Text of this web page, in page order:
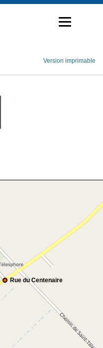
Version imprimable
Rue du Centenaire